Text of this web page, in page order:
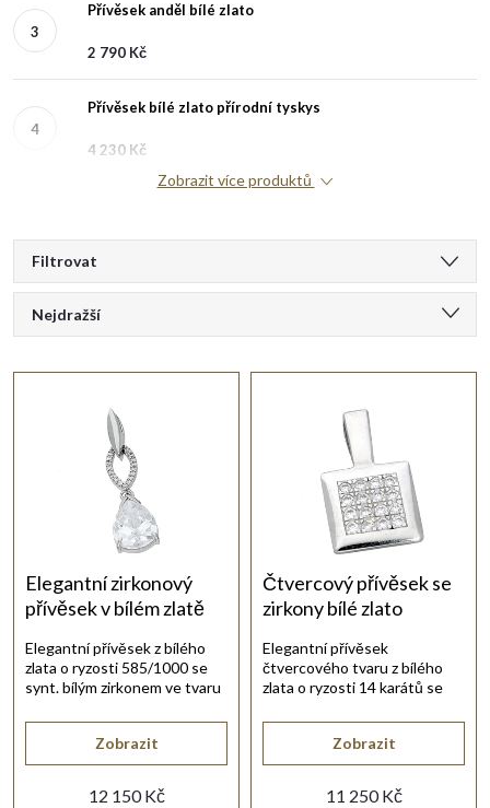
Přívěsek anděl bílé zlato
2 790 Kč
Přívěsek bílé zlato přírodní tyskys
4 230 Kč
Zobrazit více produktů
Filtrovat
Ř
a
p
r
o
Nejdražší
Nejprodávanější
V
ý
p
r
o
d
u
Elegantní zirkonový
přívěsek v bílém zlatě
12 150 Kč
Zobrazit
Elegantní přívěsek z bílého
zlata o ryzosti 585/1000 se
synt. bílým zirkonem ve tvaru
Čtvercový přívěsek se
zirkony bílé zlato
11 250 Kč
Zobrazit
Elegantní přívěsek
čtvercového tvaru z bílého
zlata o ryzosti 14 karátů se